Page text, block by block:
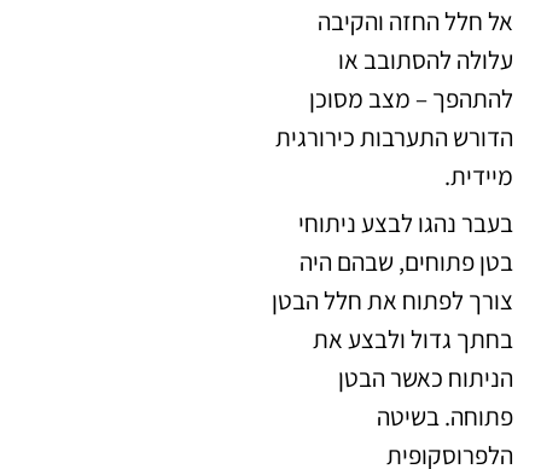
אל חלל החזה והקיבה
עלולה להסתובב או
להתהפך – מצב מסוכן
הדורש התערבות כירורגית
מיידית.
בעבר נהגו לבצע ניתוחי
בטן פתוחים, שבהם היה
צורך לפתוח את חלל הבטן
בחתך גדול ולבצע את
הניתוח כאשר הבטן
פתוחה. בשיטה
הלפרוסקופית